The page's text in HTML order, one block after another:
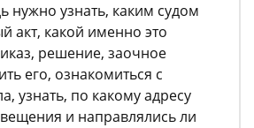
нужно узнать, каким судом
акт, какой именно это
решение, заочное
его, ознакомиться с
узнать, по какому адресу
и направлялись ли